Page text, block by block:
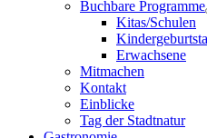
Buchbare Programme
Kitas/Schulen
Erwachsene
Mitmachen
Kontakt
Einblicke
Tag der Stadtnatur